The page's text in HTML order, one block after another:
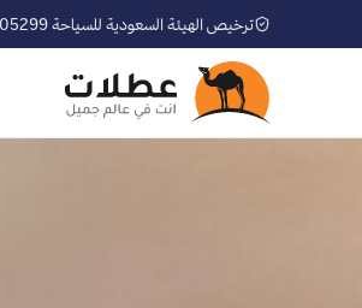
ترخيص الهيئة السعودية للسياحة 73105299